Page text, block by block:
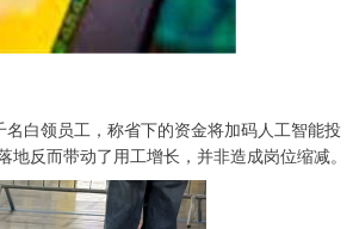
白领员工，称省下的资金将加码人工智能投
反而带动了用工增长，并非造成岗位缩减。